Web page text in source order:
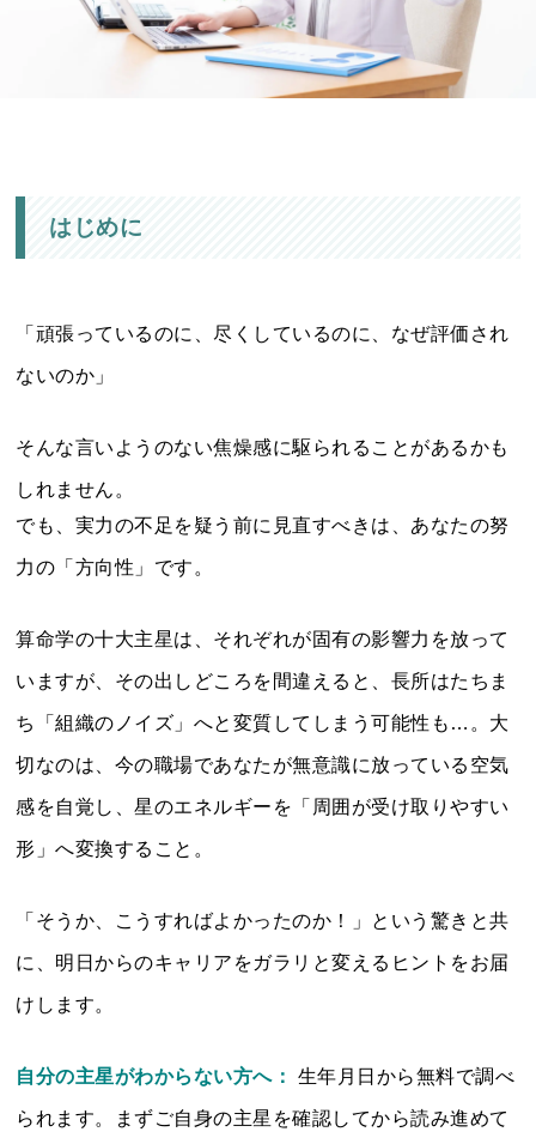
はじめに
「頑張っているのに、尽くしているのに、なぜ評価され
ないのか」
そんな言いようのない焦燥感に駆られることがあるかも
しれません。
でも、実力の不足を疑う前に見直すべきは、あなたの努
力の「方向性」です。
算命学の十大主星は、それぞれが固有の影響力を放って
いますが、その出しどころを間違えると、長所はたちま
ち「組織のノイズ」へと変質してしまう可能性も…。大
切なのは、今の職場であなたが無意識に放っている空気
感を自覚し、星のエネルギーを「周囲が受け取りやすい
形」へ変換すること。
「そうか、こうすればよかったのか！」という驚きと共
に、明日からのキャリアをガラリと変えるヒントをお届
けします。
自分の主星がわからない方へ： 生年月日から無料で調べ
られます。まずご自身の主星を確認してから読み進めて